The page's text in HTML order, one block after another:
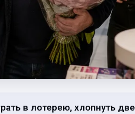
в лотерею, хлопнуть